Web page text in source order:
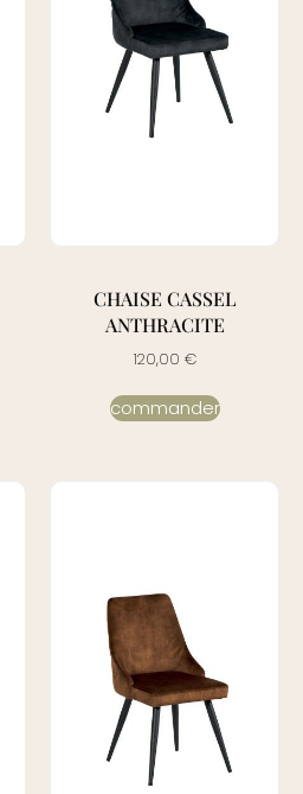
CHAISE CASSEL
ANTHRACITE
120,00 €
commander